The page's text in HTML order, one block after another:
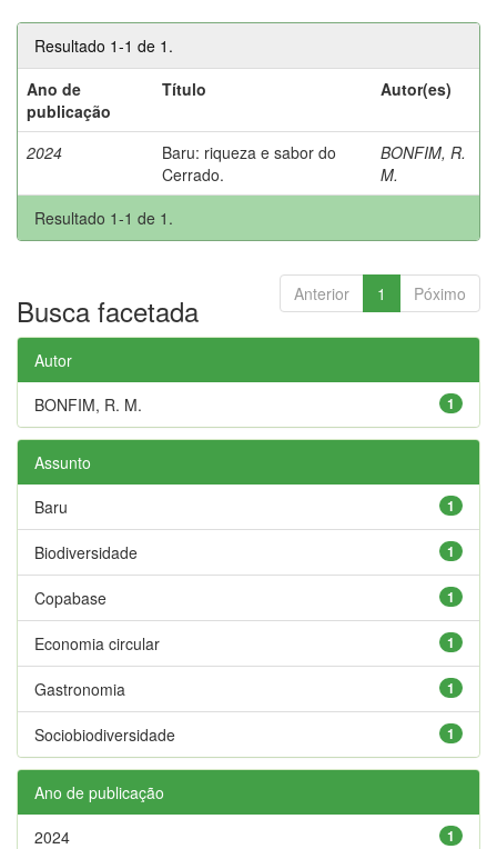
Resultado 1-1 de 1.
Ano de
publicação
Título Autor(es)
2024
Baru: riqueza e sabor do
Cerrado.
BONFIM, R.
M.
Resultado 1-1 de 1.
Anterior 1 Póximo
Busca facetada
Autor
1
BONFIM, R. M.
Assunto
1
Baru
1
Biodiversidade
1
Copabase
1
Economia circular
1
Gastronomia
1
Sociobiodiversidade
Ano de publicação
1
2024